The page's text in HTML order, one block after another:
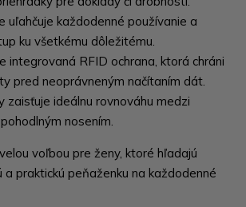
uľahčuje každodenné používanie a
ku všetkému dôležitému.
integrovaná RFID ochrana, ktorá chráni
pred neoprávneným načítaním dát.
zaisťuje ideálnu rovnováhu medzi
nosením.
voľbou pre ženy, ktoré hľadajú
a praktickú peňaženku na každodenné